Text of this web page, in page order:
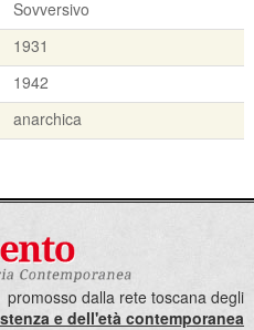
Sovversivo
1931
1942
anarchica
promosso dalla rete toscana degli
e dell'età contemporanea